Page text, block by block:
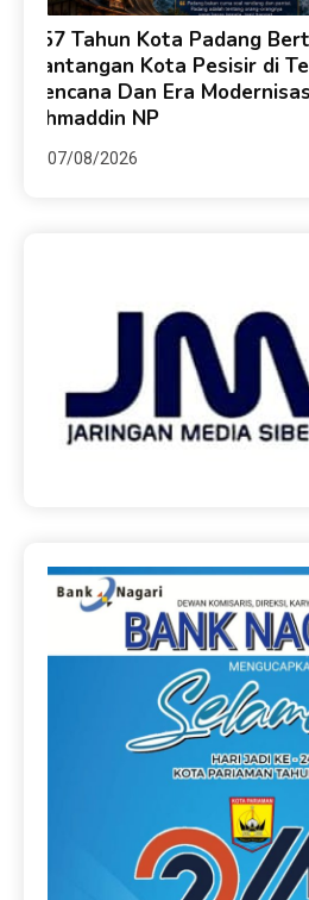
357 Tahun Kota Padang
Tantangan Kota Pesisir di
Bencana Dan Era
Ahmaddin NP
07/08/2026